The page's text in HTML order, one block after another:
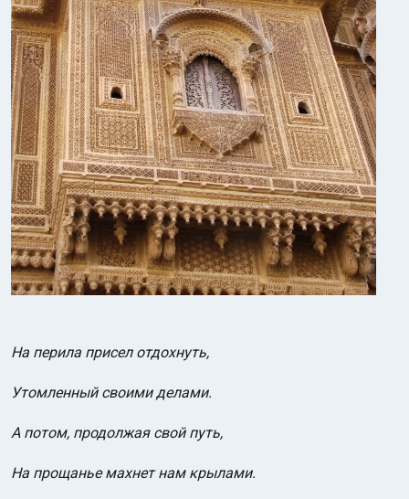
На перила присел отдохнуть,
Утомленный своими делами.
А потом, продолжая свой путь,
На прощанье махнет нам крылами.